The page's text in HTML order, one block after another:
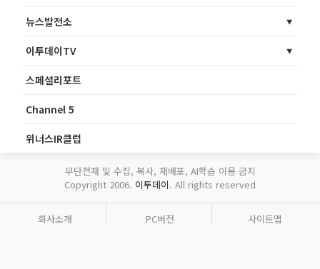
뉴스발전소
이투데이TV
스페셜리포트
Channel 5
위너스IR클럽
무단전재 및 수집, 복사, 재배포, AI학습 이용 금지
Copyright 2006. 이투데이. All rights reserved
회사소개 PC버전 사이트맵